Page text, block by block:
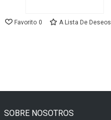
Favorito 0 A Lista De Deseos
SOBRE NOSOTROS